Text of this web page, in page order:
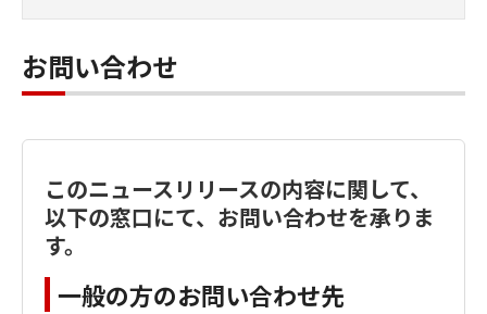
お問い合わせ
このニュースリリースの内容に関して、
以下の窓口にて、お問い合わせを承りま
す。
一般の方のお問い合わせ先